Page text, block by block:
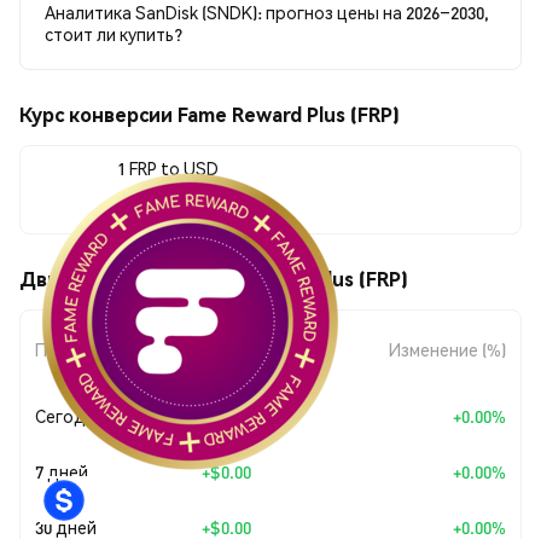
Аналитика SanDisk (SNDK): прогноз цены на 2026–2030,
стоит ли купить?
Курс конверсии Fame Reward Plus (FRP)
1 FRP to USD
$0.0020689
Движения цены Fame Reward Plus (FRP)
Период
Изменение
Изменение (%)
Сегодня +$0.00 +0.00%
7 дней +$0.00 +0.00%
30 дней +$0.00 +0.00%